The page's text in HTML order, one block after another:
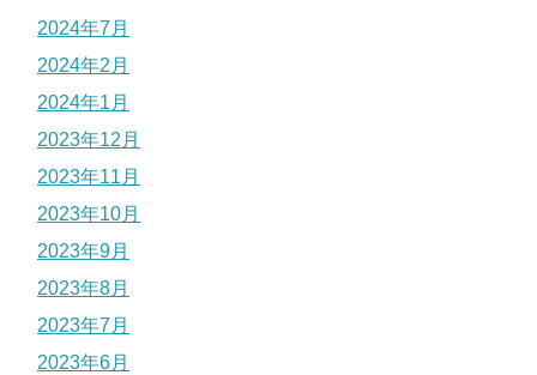
2024年7月
2024年2月
2024年1月
2023年12月
2023年11月
2023年10月
2023年9月
2023年8月
2023年7月
2023年6月